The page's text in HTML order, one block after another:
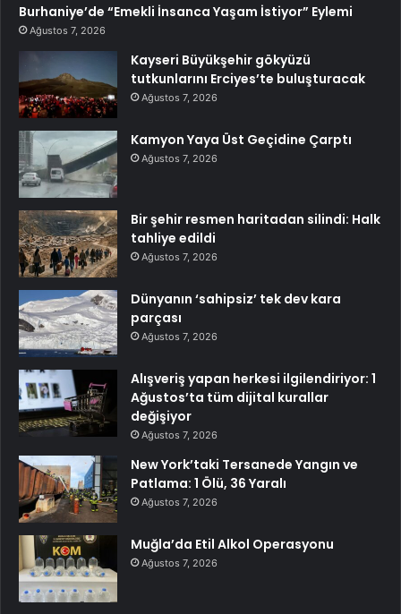
Burhaniye’de “Emekli İnsanca Yaşam İstiyor” Eylemi
Ağustos 7, 2026
Kayseri Büyükşehir gökyüzü
tutkunlarını Erciyes’te buluşturacak
Ağustos 7, 2026
Kamyon Yaya Üst Geçidine Çarptı
Ağustos 7, 2026
Bir şehir resmen haritadan silindi: Halk
tahliye edildi
Ağustos 7, 2026
Dünyanın ‘sahipsiz’ tek dev kara
parçası
Ağustos 7, 2026
Alışveriş yapan herkesi ilgilendiriyor: 1
Ağustos’ta tüm dijital kurallar
değişiyor
Ağustos 7, 2026
New York’taki Tersanede Yangın ve
Patlama: 1 Ölü, 36 Yaralı
Ağustos 7, 2026
Muğla’da Etil Alkol Operasyonu
Ağustos 7, 2026